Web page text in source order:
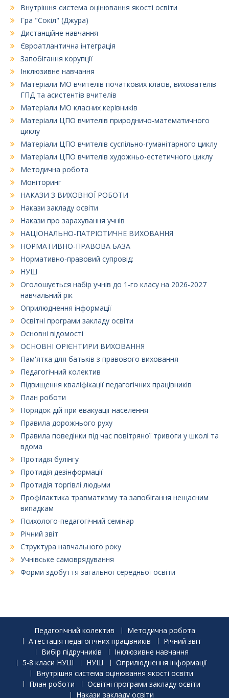
Внутрішня система оцінювання якості освіти
Гра "Сокіл" (Джура)
Дистанційне навчання
Євроатлантична інтеграція
Запобігання корупції
Інклюзивне навчання
Матеріали МО вчителів початкових класів, вихователів
ГПД та асистентів вчителів
Матеріали МО класних керівників
Матеріали ЦПО вчителів природничо-математичного
циклу
Матеріали ЦПО вчителів суспільно-гуманітарного циклу
Матеріали ЦПО вчителів художньо-естетичного циклу
Методична робота
Моніторинг
НАКАЗИ З ВИХОВНОЇ РОБОТИ
Накази закладу освіти
Накази про зарахування учнів
НАЦІОНАЛЬНО-ПАТРІОТИЧНЕ ВИХОВАННЯ
НОРМАТИВНО-ПРАВОВА БАЗА
Нормативно-правовий супровід:
НУШ
Оголошується набір учнів до 1-го класу на 2026-2027
навчальний рік
Оприлюднення інформації
Освітні програми закладу освіти
Основні відомості
ОСНОВНІ ОРІЄНТИРИ ВИХОВАННЯ
Пам'ятка для батьків з правового виховання
Педагогічний колектив
Підвищення кваліфікації педагогічних працівників
План роботи
Порядок дій при евакуації населення
Правила дорожнього руху
Правила поведінки під час повітряної тривоги у школі та
вдома
Протидія булінгу
Протидія дезінформації
Протидія торгівлі людьми
Профілактика травматизму та запобігання нещасним
випадкам
Психолого-педагогічний семінар
Річний звіт
Структура навчального року
Учнівське самоврядування
Форми здобуття загальної середньої освіти
Педагогічний колектив
Методична робота
Атестація педагогічних працівників
Річний звіт
Вибір підручників
Інклюзивне навчання
5-8 класи НУШ
НУШ
Оприлюднення інформації
Внутрішня система оцінювання якості освіти
План роботи
Освітні програми закладу освіти
Накази закладу освіти